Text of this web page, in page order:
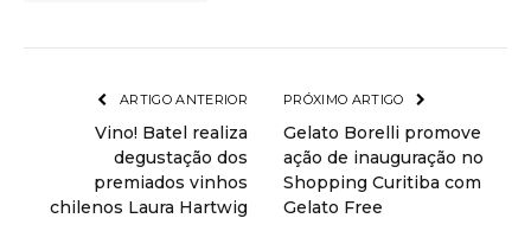
ARTIGO ANTERIOR
Vino! Batel realiza
degustação dos
premiados vinhos
chilenos Laura Hartwig
PRÓXIMO ARTIGO
Gelato Borelli promove
ação de inauguração no
Shopping Curitiba com
Gelato Free